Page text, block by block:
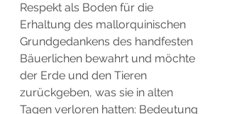
Respekt als Boden für die
Erhaltung des mallorquinischen
Grundgedankens des handfesten
Bäuerlichen bewahrt und möchte
der Erde und den Tieren
zurückgeben, was sie in alten
Tagen verloren hatten: Bedeutung